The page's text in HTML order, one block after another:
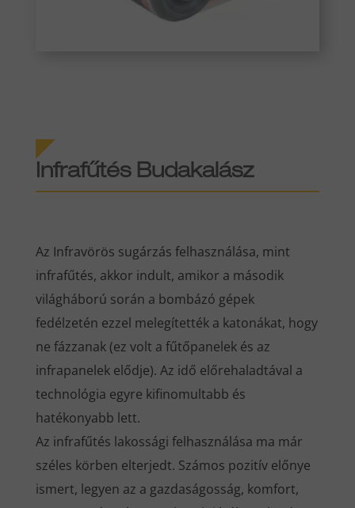
Infrafűtés Budakalász
Az Infravörös sugárzás felhasználása, mint
infrafűtés, akkor indult, amikor a második
világháború során a bombázó gépek
fedélzetén ezzel melegítették a katonákat, hogy
ne fázzanak (ez volt a fűtőpanelek és az
infrapanelek elődje). Az idő előrehaladtával a
technológia egyre kifinomultabb és
hatékonyabb lett.
Az infrafűtés lakossági felhasználása ma már
széles körben elterjedt. Számos pozitív előnye
ismert, legyen az a gazdaságosság, komfort,